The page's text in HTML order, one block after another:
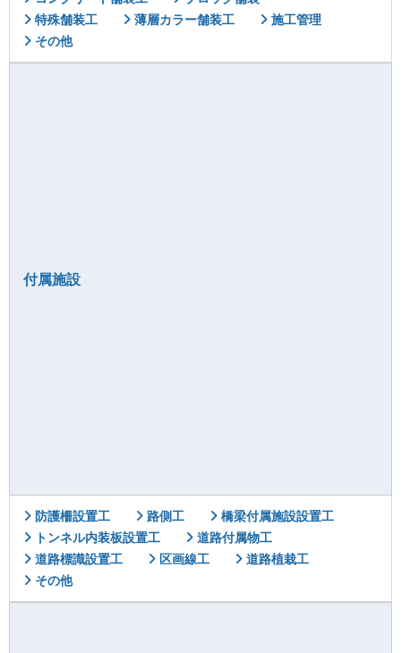
特殊舗装工
薄層カラー舗装工
施工管理
その他
付属施設
防護柵設置工 路側工
橋梁付属施設設置工
トンネル内装板設置工
道路付属物工
道路標識設置工
区画線工
道路植栽工
その他